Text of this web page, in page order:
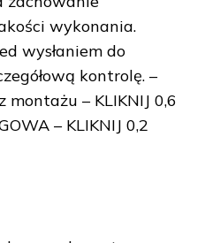
wykonania.
wysłaniem do
kontrolę. –
montażu – KLIKNIJ 0,6
– KLIKNIJ 0,2